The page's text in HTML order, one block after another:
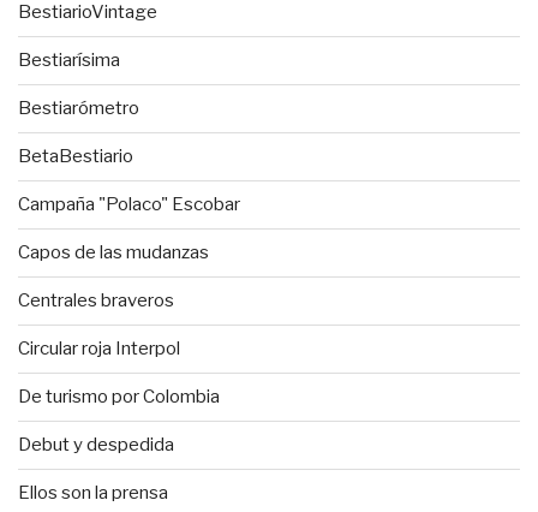
BestiarioVintage
Bestiarísima
Bestiarómetro
BetaBestiario
Campaña "Polaco" Escobar
Capos de las mudanzas
Centrales braveros
Circular roja Interpol
De turismo por Colombia
Debut y despedida
Ellos son la prensa